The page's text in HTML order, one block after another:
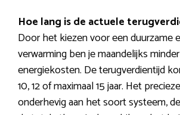
Hoe lang is de actuele
Door het kiezen voor een duurzame
verwarming ben je maandelijks
energiekosten. De terugverdientijd
10, 12 of maximaal 15 jaar. Het
onderhevig aan het soort systeem,